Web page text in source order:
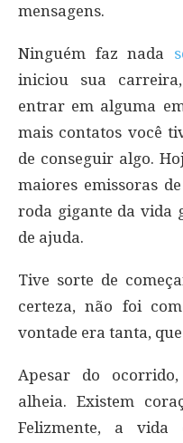
mensagens.
Ninguém faz nada
iniciou sua
entrar em alguma
mais contatos você
de conseguir algo.
maiores emissoras
roda gigante da vida
de ajuda.
Tive sorte de
certeza, não foi
vontade era tanta,
Apesar do
alheia. Existem
Felizmente, a vida